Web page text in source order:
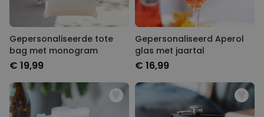
Gepersonaliseerde tote
bag met monogram
€ 19,99
Gepersonaliseerd Aperol
glas met jaartal
€ 16,99